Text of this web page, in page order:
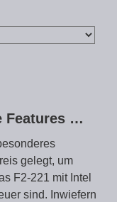
Features …
gelegt, um
F2-221 mit Intel
sind. Inwiefern